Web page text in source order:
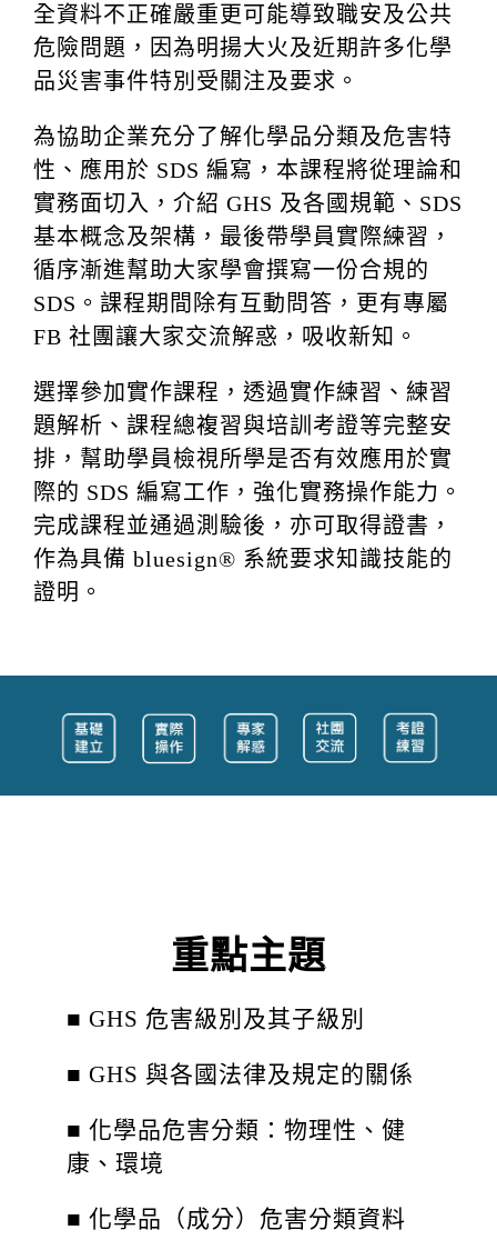
全資料不正確嚴重更可能導致職安及公共
危險問題，因為明揚大火及近期許多化學
品災害事件特別受關注及要求。
為協助企業充分了解化學品分類及危害特
性、應用於 SDS 編寫，本課程將從理論和
實務面切入，介紹 GHS 及各國規範、SDS
基本概念及架構，最後帶學員實際練習，
循序漸進幫助大家學會撰寫一份合規的
SDS。課程期間除有互動問答，更有專屬
FB 社團讓大家交流解惑，吸收新知。
選擇參加實作課程，透過實作練習、練習
題解析、課程總複習與培訓考證等完整安
排，幫助學員檢視所學是否有效應用於實
際的 SDS 編寫工作，強化實務操作能力。
完成課程並通過測驗後，亦可取得證書，
作為具備 bluesign® 系統要求知識技能的
證明。
重點主題
■ GHS 危害級別及其子級別
■ GHS 與各國法律及規定的關係
■ 化學品危害分類：物理性、健
康、環境
■ 化學品（成分）危害分類資料